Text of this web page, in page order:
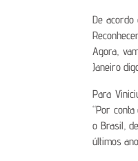
De
Agora,
Janeiro
Para
“Por
o Brasil,
últimos